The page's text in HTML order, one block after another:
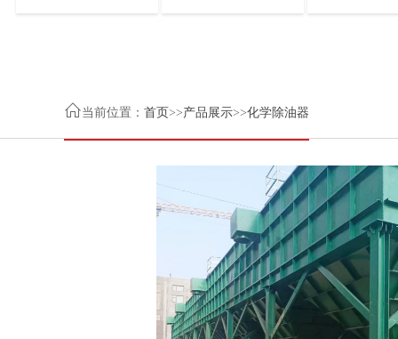
当前位置： 首页>>产品展示>>化学除油器